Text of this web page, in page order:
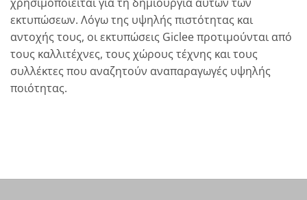
εκτυπώσεων. Λόγω της υψηλής πιστότητας και
αντοχής τους, οι εκτυπώσεις Giclee προτιμούνται από
τους καλλιτέχνες, τους χώρους τέχνης και τους
συλλέκτες που αναζητούν αναπαραγωγές υψηλής
ποιότητας.